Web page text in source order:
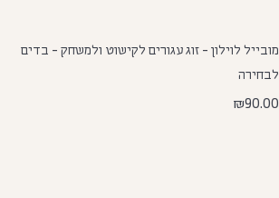
מובייל לוילון - זוג עגורים לקישוט ולמשחק - בדים
לבחירה
₪90.00